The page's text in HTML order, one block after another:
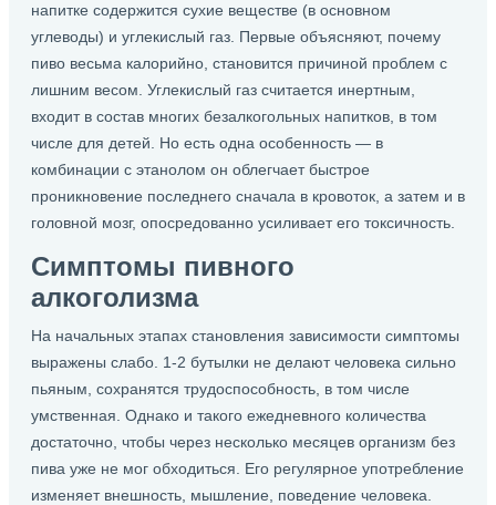
напитке содержится сухие веществе (в основном
углеводы) и углекислый газ. Первые объясняют, почему
пиво весьма калорийно, становится причиной проблем с
лишним весом. Углекислый газ считается инертным,
входит в состав многих безалкогольных напитков, в том
числе для детей. Но есть одна особенность — в
комбинации с этанолом он облегчает быстрое
проникновение последнего сначала в кровоток, а затем и в
головной мозг, опосредованно усиливает его токсичность.
Симптомы пивного
алкоголизма
На начальных этапах становления зависимости симптомы
выражены слабо. 1-2 бутылки не делают человека сильно
пьяным, сохранятся трудоспособность, в том числе
умственная. Однако и такого ежедневного количества
достаточно, чтобы через несколько месяцев организм без
пива уже не мог обходиться. Его регулярное употребление
изменяет внешность, мышление, поведение человека.